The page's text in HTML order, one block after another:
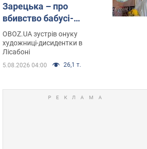
Зарецька – про
вбивство бабусі-
дисидентки Алли
Горської, критику
Дмитра Стуса та втечу
в Португалію з 5 дітьми
OBOZ.UA зустрів онуку
художниці-дисидентки в
Лісабоні
5.08.2026 04:00 26,1 т.